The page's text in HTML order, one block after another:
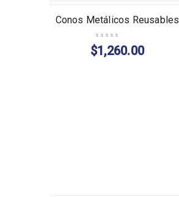
AGOTADO
Conos Metálicos Reusables
$1,260.00